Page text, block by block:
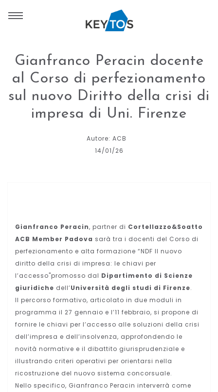
Gianfranco Peracin docente
al Corso di perfezionamento
sul nuovo Diritto della crisi di
impresa di Uni. Firenze
Autore: ACB
14/01/26
Gianfranco Peracin, partner di Cortellazzo&Soatto
ACB Member Padova sarà tra i docenti del Corso di
perfezionamento e alta formazione “NDF Il nuovo
diritto della crisi di impresa: le chiavi per
l’accesso"promosso dal Dipartimento di Scienze
giuridiche dell’Università degli studi di Firenze.
Il percorso formativo, articolato in due moduli in
programma il 27 gennaio e l’11 febbraio, si propone di
fornire le chiavi per l’accesso alle soluzioni della crisi
dell’impresa e dell’insolvenza, approfondendo le
novità normative e il dibattito giurisprudenziale e
illustrando criteri operativi per orientarsi nella
ricostruzione del nuovo sistema concorsuale.
Nello specifico, Gianfranco Peracin interverrà come